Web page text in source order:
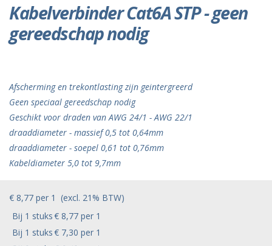
Kabelverbinder Cat6A STP - geen
gereedschap nodig
Afscherming en trekontlasting zijn geintergreerd
Geen speciaal gereedschap nodig
Geschikt voor draden van AWG 24/1 - AWG 22/1
draaddiameter - massief 0,5 tot 0,64mm
draaddiameter - soepel 0,61 tot 0,76mm
Kabeldiameter 5,0 tot 9,7mm
€ 8,77 per 1 (excl. 21% BTW)
Bij 1 stuks€ 8,77 per 1
Bij 1 stuks€ 7,30 per 1